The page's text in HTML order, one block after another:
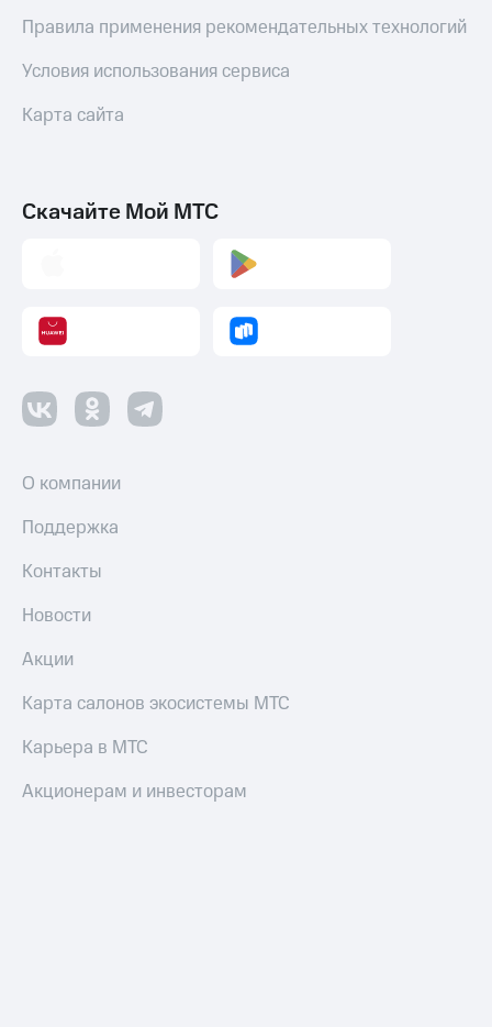
Правила применения рекомендательных технологий
Условия использования сервиса
Карта сайта
Скачайте Мой МТС
О компании
Поддержка
Контакты
Новости
Акции
Карта салонов экосистемы МТС
Карьера в МТС
Акционерам и инвесторам